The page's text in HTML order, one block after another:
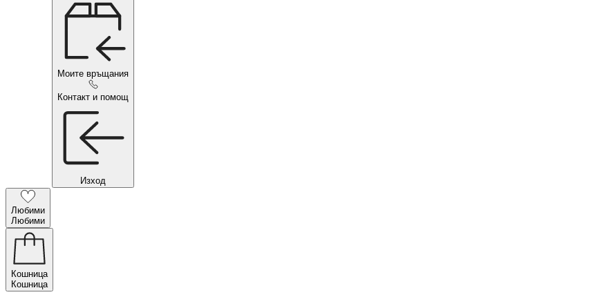
Моите връщания
Контакт и помощ
Изход
Любими
Любими
Кошница
Кошница